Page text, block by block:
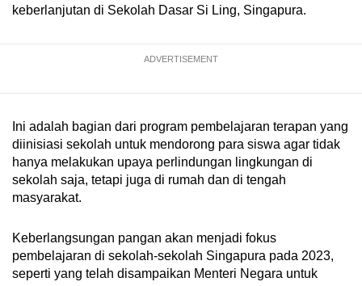
keberlanjutan di Sekolah Dasar Si Ling, Singapura.
ADVERTISEMENT
Ini adalah bagian dari program pembelajaran terapan yang
diinisiasi sekolah untuk mendorong para siswa agar tidak
hanya melakukan upaya perlindungan lingkungan di
sekolah saja, tetapi juga di rumah dan di tengah
masyarakat.
Keberlangsungan pangan akan menjadi fokus
pembelajaran di sekolah-sekolah Singapura pada 2023,
seperti yang telah disampaikan Menteri Negara untuk
mobile
still
having
issues?
Contact
us